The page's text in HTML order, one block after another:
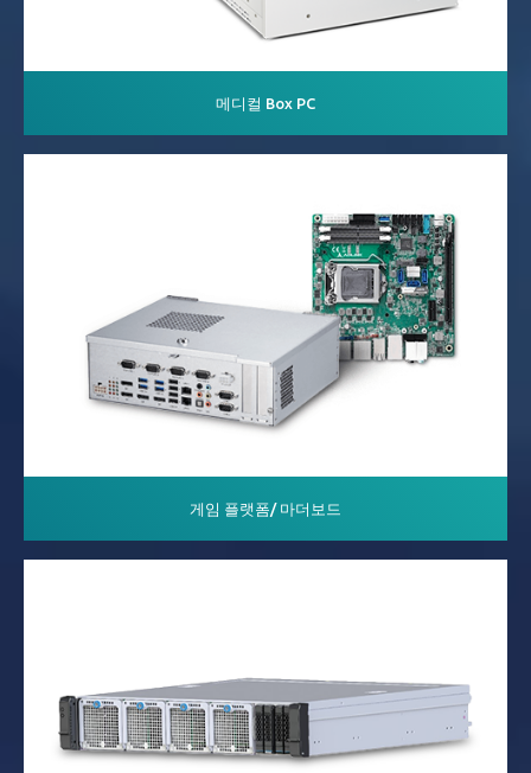
메디컬 Box PC
게임 플랫폼/ 마더보드